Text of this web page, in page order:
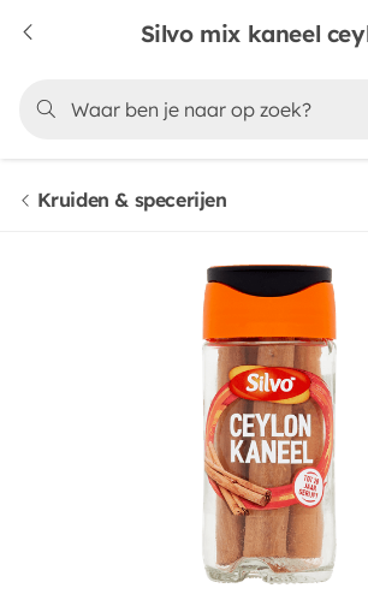
Silvo mix kaneel
Kruiden & specerijen